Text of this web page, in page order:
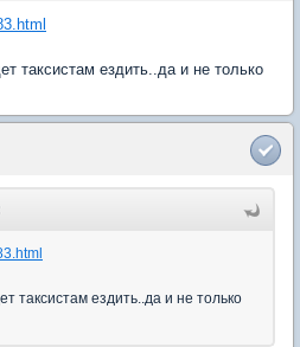
таксистам ездить..да и не только
таксистам ездить..да и не только